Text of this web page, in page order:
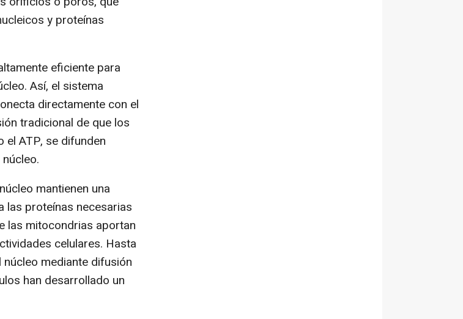
y proteínas
eficiente para
Así, el sistema
directamente con el
tradicional de que los
ATP, se difunden
mantienen una
las proteínas necesarias
las mitocondrias aportan
celulares. Hasta
mediante difusión
han desarrollado un